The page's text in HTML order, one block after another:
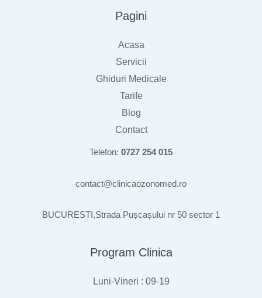
Pagini
Acasa
Servicii
Ghiduri Medicale
Tarife
Blog
Contact
Telefon: 0727 254 015
contact@clinicaozonomed.ro
BUCURESTI,Strada Pușcașului nr 50 sector 1
Program Clinica
Luni-Vineri : 09-19